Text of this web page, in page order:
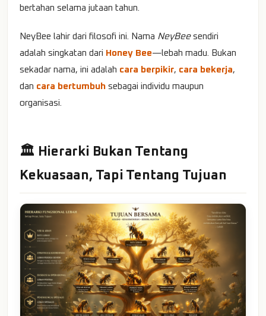
bertahan selama jutaan tahun.
NeyBee lahir dari filosofi ini. Nama NeyBeesendiri
adalah singkatan dari Honey Bee—lebah madu. Bukan
sekadar nama, ini adalah cara berpikir, cara bekerja,
dan cara bertumbuh sebagai individu maupun
organisasi.
🏛️ Hierarki Bukan Tentang
Kekuasaan, Tapi Tentang Tujuan